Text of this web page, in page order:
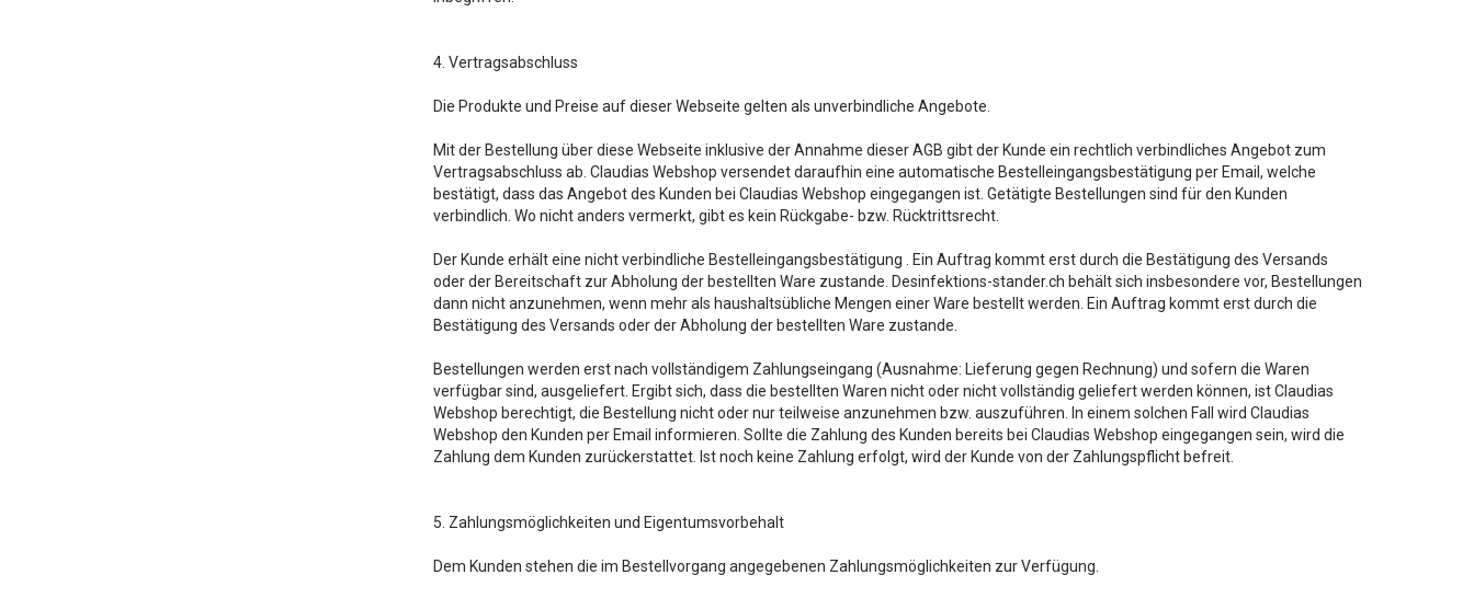
4. Vertragsabschluss
Die Produkte und Preise auf dieser Webseite gelten als unverbindliche Angebote.
Mit der Bestellung über diese Webseite inklusive der Annahme dieser AGB gibt der Kunde ein rechtlich verbindliches Angebot zum
Vertragsabschluss ab. Claudias Webshop versendet daraufhin eine automatische Bestelleingangsbestätigung per Email, welche
bestätigt, dass das Angebot des Kunden bei Claudias Webshop eingegangen ist. Getätigte Bestellungen sind für den Kunden
verbindlich. Wo nicht anders vermerkt, gibt es kein Rückgabe- bzw. Rücktrittsrecht.
Der Kunde erhält eine nicht verbindliche Bestelleingangsbestätigung . Ein Auftrag kommt erst durch die Bestätigung des Versands
oder der Bereitschaft zur Abholung der bestellten Ware zustande. Desinfektions-stander.ch behält sich insbesondere vor, Bestellungen
dann nicht anzunehmen, wenn mehr als haushaltsübliche Mengen einer Ware bestellt werden. Ein Auftrag kommt erst durch die
Bestätigung des Versands oder der Abholung der bestellten Ware zustande.
Bestellungen werden erst nach vollständigem Zahlungseingang (Ausnahme: Lieferung gegen Rechnung) und sofern die Waren
verfügbar sind, ausgeliefert. Ergibt sich, dass die bestellten Waren nicht oder nicht vollständig geliefert werden können, ist Claudias
Webshop berechtigt, die Bestellung nicht oder nur teilweise anzunehmen bzw. auszuführen. In einem solchen Fall wird Claudias
Webshop den Kunden per Email informieren. Sollte die Zahlung des Kunden bereits bei Claudias Webshop eingegangen sein, wird die
Zahlung dem Kunden zurückerstattet. Ist noch keine Zahlung erfolgt, wird der Kunde von der Zahlungspflicht befreit.
5. Zahlungsmöglichkeiten und Eigentumsvorbehalt
Dem Kunden stehen die im Bestellvorgang angegebenen Zahlungsmöglichkeiten zur Verfügung.